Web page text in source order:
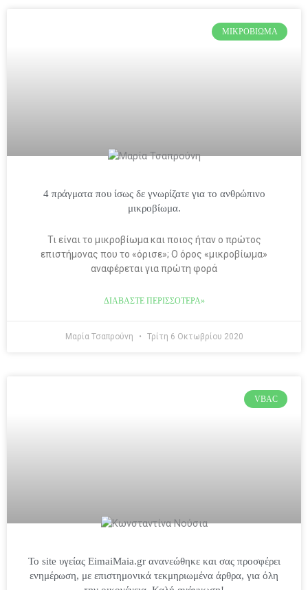
ΜΙΚΡΟΒΊΩΜΑ
4 πράγματα που ίσως δε γνωρίζατε για το ανθρώπινο
μικροβίωμα.
Τι είναι το μικροβίωμα και ποιος ήταν ο πρώτος
επιστήμονας που το «όρισε»; Ο όρος «μικροβίωμα»
αναφέρεται για πρώτη φορά
ΔΙΑΒΆΣΤΕ ΠΕΡΙΣΣΌΤΕΡΑ»
Μαρία Τσαπρούνη Τρίτη 6 Οκτωβρίου 2020
VBAC
Το site υγείας EimaiMaia.gr ανανεώθηκε και σας προσφέρει
ενημέρωση, με επιστημονικά τεκμηριωμένα άρθρα, για όλη